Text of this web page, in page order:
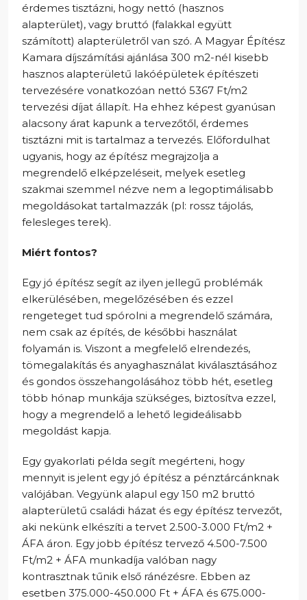
érdemes tisztázni, hogy nettó (hasznos
alapterület), vagy bruttó (falakkal együtt
számított) alapterületről van szó. A Magyar Építész
Kamara díjszámítási ajánlása 300 m2-nél kisebb
hasznos alapterületű lakóépületek építészeti
tervezésére vonatkozóan nettó 5367 Ft/m2
tervezési díjat állapít. Ha ehhez képest gyanúsan
alacsony árat kapunk a tervezőtől, érdemes
tisztázni mit is tartalmaz a tervezés. Előfordulhat
ugyanis, hogy az építész megrajzolja a
megrendelő elképzeléseit, melyek esetleg
szakmai szemmel nézve nem a legoptimálisabb
megoldásokat tartalmazzák (pl: rossz tájolás,
felesleges terek).
Miért fontos?
Egy jó építész segít az ilyen jellegű problémák
elkerülésében, megelőzésében és ezzel
rengeteget tud spórolni a megrendelő számára,
nem csak az építés, de későbbi használat
folyamán is. Viszont a megfelelő elrendezés,
tömegalakítás és anyaghasználat kiválasztásához
és gondos összehangolásához több hét, esetleg
több hónap munkája szükséges, biztosítva ezzel,
hogy a megrendelő a lehető legideálisabb
megoldást kapja.
Egy gyakorlati példa segít megérteni, hogy
mennyit is jelent egy jó építész a pénztárcánknak
valójában. Vegyünk alapul egy 150 m2 bruttó
alapterületű családi házat és egy építész tervezőt,
aki nekünk elkészíti a tervet 2.500-3.000 Ft/m2 +
ÁFA áron. Egy jobb építész tervező 4.500-7.500
Ft/m2 + ÁFA munkadíja valóban nagy
kontrasztnak tűnik első ránézésre. Ebben az
esetben 375.000-450.000 Ft + ÁFA és 675.000-